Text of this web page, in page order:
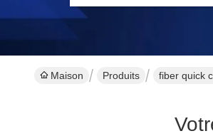
Maison Produits fiber quick